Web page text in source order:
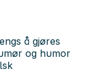
å gjøres
og humor